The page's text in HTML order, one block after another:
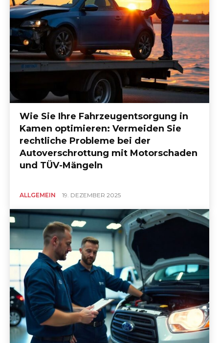
Wie Sie Ihre Fahrzeugentsorgung in
Kamen optimieren: Vermeiden Sie
rechtliche Probleme bei der
Autoverschrottung mit Motorschaden
und TÜV-Mängeln
ALLGEMEIN 19. DEZEMBER 2025